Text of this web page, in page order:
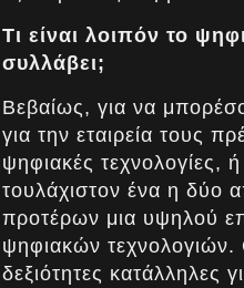
Τι είναι λοιπόν το
συλλάβει;
Βεβαίως, για να
για την εταιρεία τους
ψηφιακές τεχνολογίες,
τουλάχιστον ένα η δύο
προτέρων μια υψηλού
ψηφιακών τεχνολογιών.
δεξιότητες κατάλληλες